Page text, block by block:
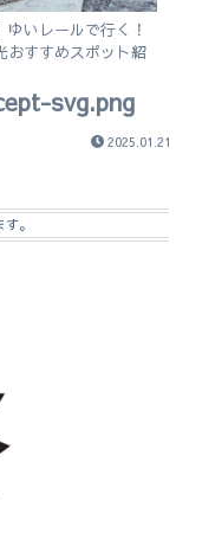
ゆいレールで行く！
おすすめスポット紹
svg.png
2025.01.21
。